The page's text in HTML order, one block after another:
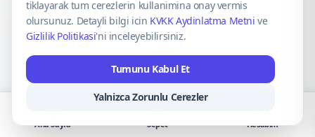
VISA Mastercard
tiklayarak tum cerezlerin kullanimina onay vermis
olursunuz. Detayli bilgi icin KVKK Aydinlatma Metni ve
Gizlilik Politikasi'ni inceleyebilirsiniz.
Tumunu Kabul Et
Yalnizca Zorunlu Cerezler
Ana Sayfa Sepet Hesabım